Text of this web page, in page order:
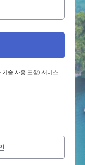
기술 사용 포함)서비스